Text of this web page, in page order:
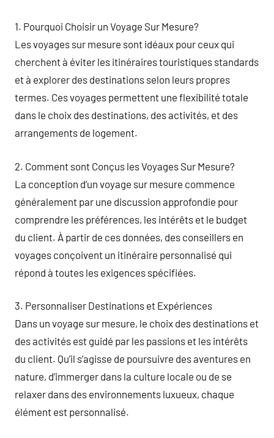
1. Pourquoi Choisir un Voyage Sur Mesure?
Les voyages sur mesure sont idéaux pour ceux qui
cherchent à éviter les itinéraires touristiques standards
et à explorer des destinations selon leurs propres
termes. Ces voyages permettent une flexibilité totale
dans le choix des destinations, des activités, et des
arrangements de logement.
2. Comment sont Conçus les Voyages Sur Mesure?
La conception d’un voyage sur mesure commence
généralement par une discussion approfondie pour
comprendre les préférences, les intérêts et le budget
du client. À partir de ces données, des conseillers en
voyages conçoivent un itinéraire personnalisé qui
répond à toutes les exigences spécifiées.
3. Personnaliser Destinations et Expériences
Dans un voyage sur mesure, le choix des destinations et
des activités est guidé par les passions et les intérêts
du client. Qu’il s’agisse de poursuivre des aventures en
nature, d’immerger dans la culture locale ou de se
relaxer dans des environnements luxueux, chaque
élément est personnalisé.